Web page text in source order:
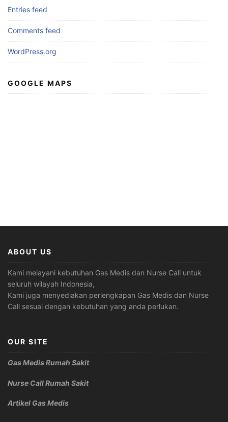
Entries feed
Comments feed
WordPress.org
GOOGLE MAPS
ABOUT US
Kami melayani kebutuhan Gas Medis dan Nurse Call untuk
seluruh wilayah Indonesia,
Kami juga menyediakan perlengkapan Gas Medis dan Nurse
Call sesuai dengan kebutuhan yang anda perlukan.
OUR SITE
Gas Medis Rumah Sakit
Nurse Call Rumah Sakit
Artikel Gas Medis